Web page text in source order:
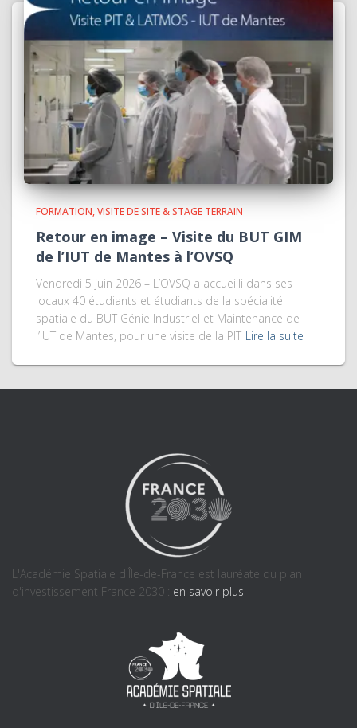
FORMATION VISITE DE SITE & STAGE TERRAIN
Retour en image – Visite du BUT GIM
de l’IUT de Mantes à l’OVSQ
Vendredi 5 juin 2026 – L’OVSQ a accueilli dans ses
locaux 40 étudiants et étudiants de la spécialité
spatiale du BUT Génie Industriel et Maintenance de
l’IUT de Mantes, pour une visite de la PIT Lire la suite
L'Académie Spatiale d'Île-de-France est lauréate du plan
d'investissement France 2030 : en savoir plus